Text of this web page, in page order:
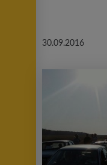
30.09.2016